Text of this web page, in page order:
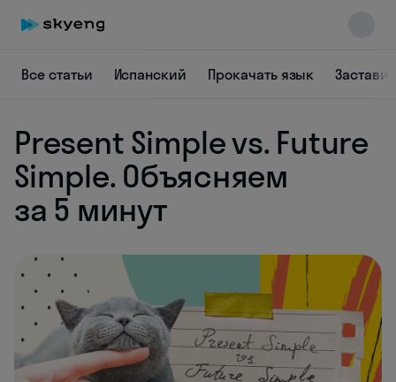
Все статьи Испанский Прокачать язык
Present Simple vs. Future
Simple. Объясняем
за 5 минут
Skyeng Chat
online